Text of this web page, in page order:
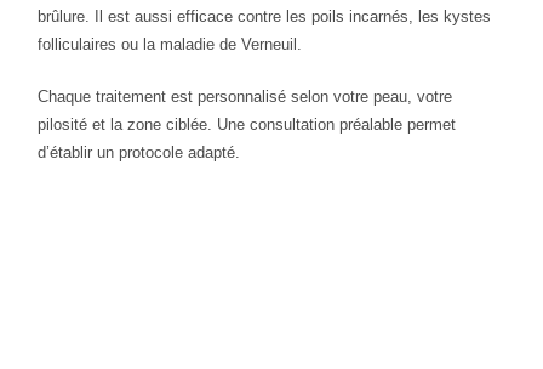
brûlure. Il est aussi efficace contre les poils incarnés, les kystes
folliculaires ou la maladie de Verneuil.
Chaque traitement est personnalisé selon votre peau, votre
pilosité et la zone ciblée. Une consultation préalable permet
d’établir un protocole adapté.